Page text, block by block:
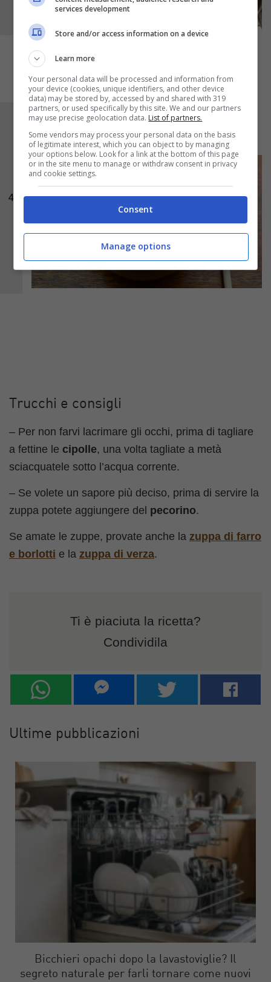
4
Dopo una bella spolverata diParmigiano
zuppa di cipolleè pronta da portare in tavola.
Trucchi e consigli
– Per non farvi lacrimare gli occhi, prima di tagliare
a fettine le cipolle, una volta tagliate a metà
sciacquatele sotto l’acqua corrente.
– Se volete un sapore più deciso, prima di servire la
zuppa potete aggiungere del pecorino.
Se amate le zuppe, provate anche la zuppa di farro
e borlotti e la zuppa di verza.
Ti è piaciuta la ricetta?
Condividila
Ultime pubblicazioni
Bicchieri opachi dopo la lavastoviglie? Il
segreto naturale per farli tornare come nuovi
services development
Store and/or access information on a device
Learn more
Your personal data will be processed and information from
your device (cookies, unique identifiers, and other device
data) may be stored by, accessed by and shared with 319
partners, or used specifically by this site. We and our partners
may use precise geolocation data. List of partners.
Some vendors may process your personal data on the basis
of legitimate interest, which you can object to by managing
your options below. Look for a link at the bottom of this page
or in the site menu to manage or withdraw consent in privacy
and cookie settings.
Consent
Manage options